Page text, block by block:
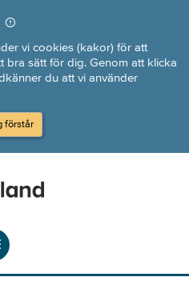
vi cookies (kakor) för att
bra sätt för dig. Genom att klicka
du att vi använder
förstår